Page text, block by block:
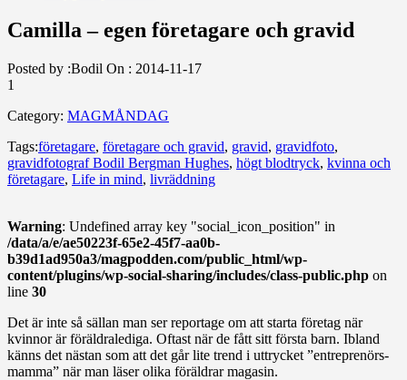
Camilla – egen företagare och gravid
Posted by :Bodil On : 2014-11-17
1
Category: MAGMÅNDAG
Tags:företagare, företagare och gravid, gravid, gravidfoto,
gravidfotograf Bodil Bergman Hughes, högt blodtryck, kvinna och
företagare, Life in mind, livräddning
Warning: Undefined array key "social_icon_position" in
/data/a/e/ae50223f-65e2-45f7-aa0b-
b39d1ad950a3/magpodden.com/public_html/wp-
content/plugins/wp-social-sharing/includes/class-public.php on
line 30
Det är inte så sällan man ser reportage om att starta företag när
kvinnor är föräldralediga. Oftast när de fått sitt första barn. Ibland
känns det nästan som att det går lite trend i uttrycket ”entreprenörs-
mamma” när man läser olika föräldrar magasin.